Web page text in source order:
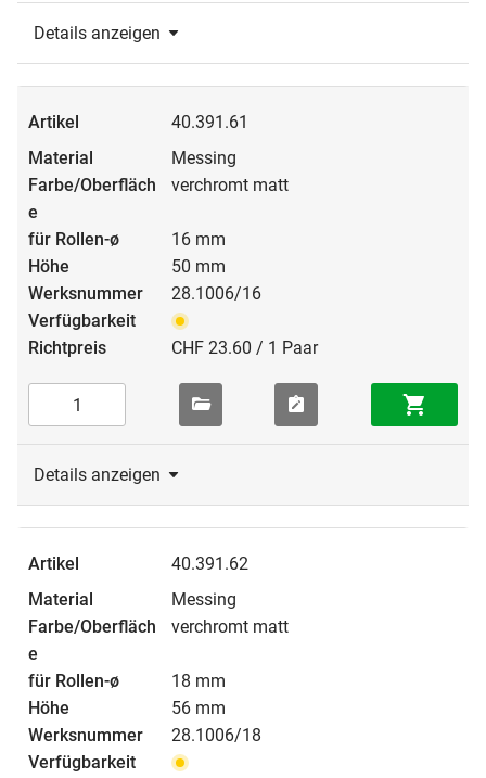
Details anzeigen
40.391.61
Messing
verchromt matt
16 mm
50 mm
28.1006/16
CHF 23.60 / 1 Paar
Details anzeigen
40.391.62
Messing
verchromt matt
18 mm
56 mm
28.1006/18